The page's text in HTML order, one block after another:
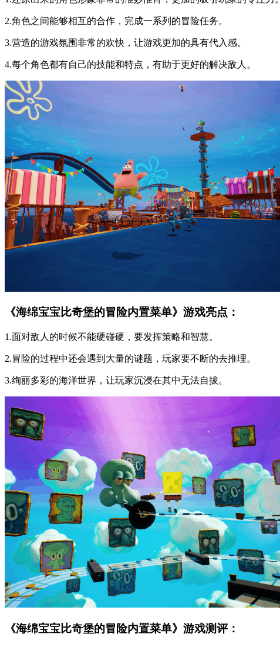
2.角色之间能够相互的合作，完成一系列的冒险任务。
3.营造的游戏氛围非常的欢快，让游戏更加的具有代入感。
4.每个角色都有自己的技能和特点，有助于更好的解决敌人。
《海绵宝宝比奇堡的冒险内置菜单》游戏亮点：
1.面对敌人的时候不能硬碰硬，要发挥策略和智慧。
2.冒险的过程中还会遇到大量的谜题，玩家要不断的去推理。
3.绚丽多彩的海洋世界，让玩家沉浸在其中无法自拔。
《海绵宝宝比奇堡的冒险内置菜单》游戏测评：